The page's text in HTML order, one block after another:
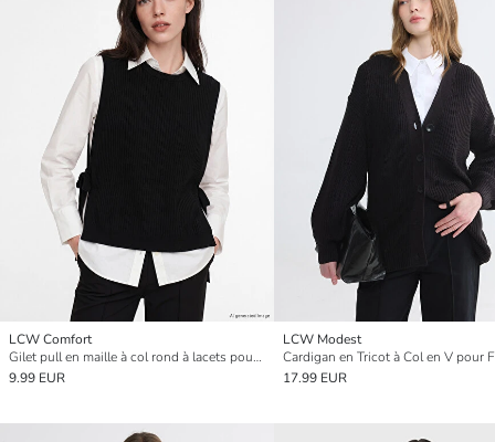
LCW Comfort
Gilet pull en maille à col rond à lacets pour femme
9.99 EUR
LCW Modest
Cardigan en Tricot à Col en V pour
17.99 EUR